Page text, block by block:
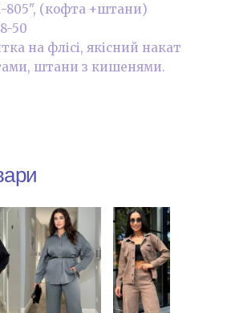
(кофта +штани)
50
на флісі, якісний накат
штани з кишенями.